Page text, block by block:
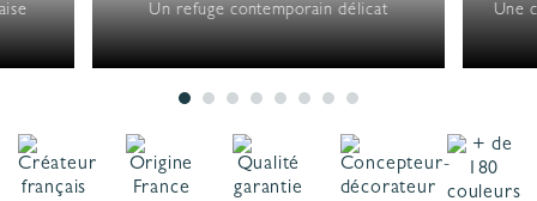
Un refuge contemporain délicat Une